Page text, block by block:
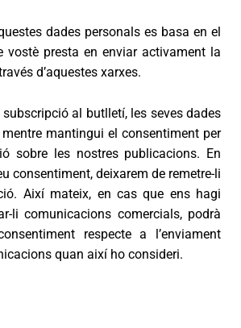
dades personals es basa en el
vostè presta en enviar activament la
d’aquestes xarxes.
al butlletí, les seves dades
mantingui el consentiment per
sobre les nostres publicacions. En
consentiment, deixarem de remetre-li
Així mateix, en cas que ens hagi
li comunicacions comercials, podrà
respecte a l’enviament
quan així ho consideri.